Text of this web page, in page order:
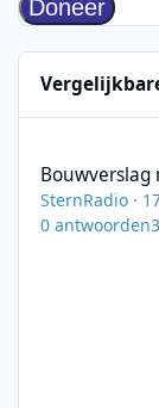
Bouwverslag
SternRadio ·
0 antwoorden